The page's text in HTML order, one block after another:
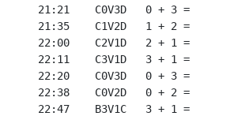
21:21    C0V3D   0 + 3 =
21:35    C1V2D   1 + 2 =
22:00    C2V1D   2 + 1 =
22:11    C3V1D   3 + 1 =
22:20    C0V3D   0 + 3 =
22:38    C0V2D   0 + 2 =
22:47    B3V1C   3 + 1 =